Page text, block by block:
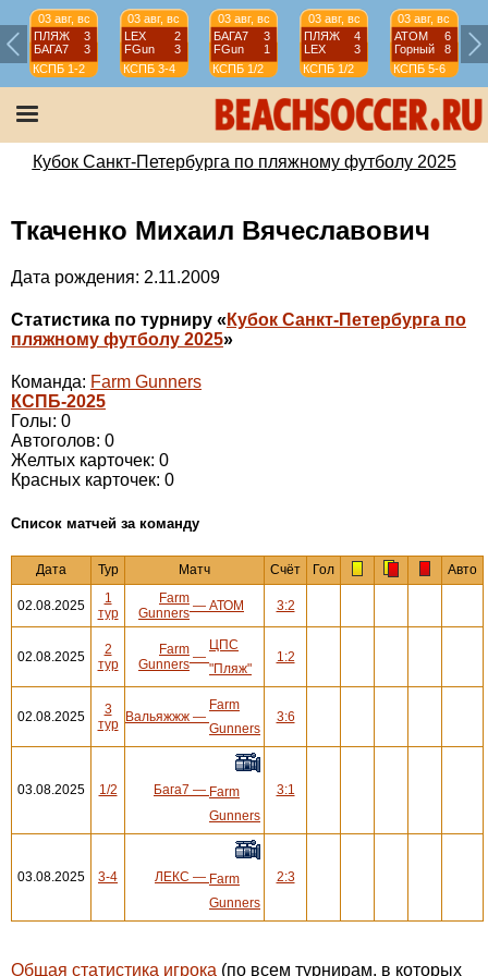
03 авг, вс
ПЛЯЖ
3
БАГА7
3
КСПБ 1-2
03 авг, вс
LEX
2
FGun
3
КСПБ 3-4
03 авг, вс
БАГА7
3
FGun
1
КСПБ 1/2
03 авг, вс
ПЛЯЖ
4
LEX
3
КСПБ 1/2
03 авг, вс
АТОМ
6
Горный
8
КСПБ 5-6
Кубок Санкт-Петербурга по пляжному футболу 2025
Ткаченко Михаил Вячеславович
Дата рождения: 2.11.2009
Статистика по турниру « Кубок Санкт-Петербурга по
пляжному футболу 2025»
Команда: Farm Gunners
КСПБ-2025
Голы: 0
Автоголов: 0
Желтых карточек: 0
Красных карточек: 0
Cписок матчей за команду
Дата Тур Матч Счёт Гол Авто
02.08.2025
1
тур
Farm
Gunners — АТОМ 3:2
02.08.2025
2
тур
Farm
Gunners —
ЦПС
"Пляж"
1:2
02.08.2025
3
тур Вальяжжж —
Farm
Gunners
3:6
03.08.2025 1/2 Бага7 — Farm
Gunners
3:1
03.08.2025 3-4 ЛЕКС — Farm
Gunners
2:3
Общая статистика игрока (по всем турнирам, в которых